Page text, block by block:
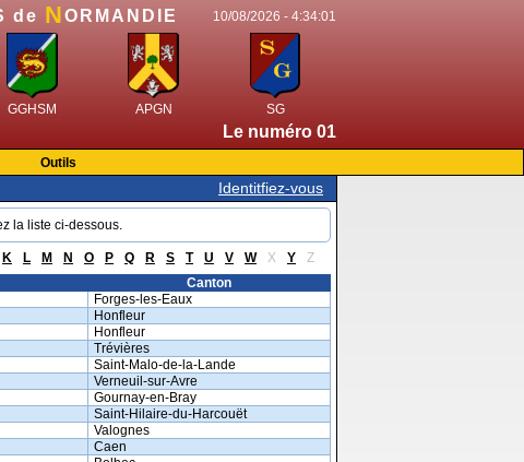
de NORMANDIE 10/08/2026 - 4:34:01
GGHSM APGN SG
Le numéro 015 de Généalogie en
Outils
Identitfiez-vous
la liste ci-dessous.
K L M N O P Q R S T U V W X Y
Z
Canton
Forges-les-Eaux
Honfleur
Honfleur
Trévières
Saint-Malo-de-la-Lande
Verneuil-sur-Avre
Gournay-en-Bray
Saint-Hilaire-du-Harcouët
Valognes
Caen